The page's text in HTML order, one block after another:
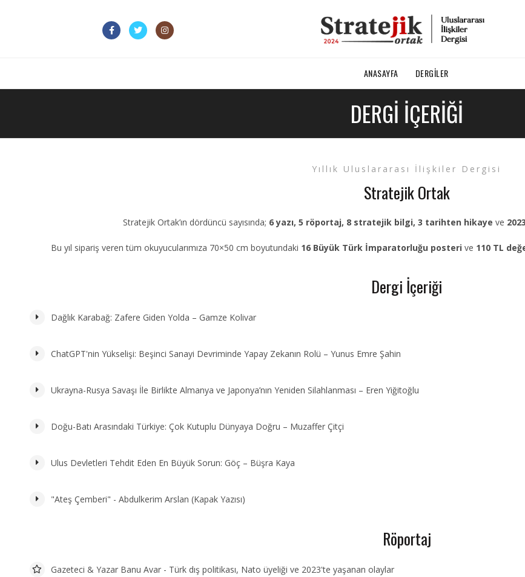
ANASAYFA DERGILER
DERGI İÇERIĞI
Yıllık Uluslararası İlişkiler Dergisi
Stratejik Ortak
Stratejik Ortak’ın dördüncü sayısında; 6 yazı, 5 röportaj, 8 stratejik bilgi, 3 tarihten hikaye ve
Bu yıl sipariş veren tüm okuyucularımıza 70×50 cm boyutundaki 16 Büyük Türk İmparatorluğu posteri ve 110 TL
Dergi İçeriği
Dağlık Karabağ: Zafere Giden Yolda – Gamze Kolivar
ChatGPT'nin Yükselişi: Beşinci Sanayi Devriminde Yapay Zekanın Rolü – Yunus Emre Şahin
Ukrayna-Rusya Savaşı İle Birlikte Almanya ve Japonya’nın Yeniden Silahlanması – Eren Yiğitoğlu
Doğu-Batı Arasındaki Türkiye: Çok Kutuplu Dünyaya Doğru – Muzaffer Çitçi
Ulus Devletleri Tehdit Eden En Büyük Sorun: Göç – Büşra Kaya
"Ateş Çemberi" - Abdulkerim Arslan (Kapak Yazısı)
Röportaj
Gazeteci & Yazar Banu Avar - Türk dış politikası, Nato üyeliği ve 2023'te yaşanan olaylar